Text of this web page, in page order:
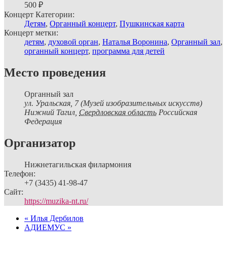
500 ₽
Концерт Категории:
Детям, Органный концерт, Пушкинская карта
Концерт метки:
детям, духовой орган, Наталья Воронина, Органный зал,
органный концерт, программа для детей
Место проведения
Органный зал
ул. Уральская, 7 (Музей изобразительных искусств)
Нижний Тагил Свердловская область Российская
Федерация
Организатор
Нижнетагильская филармония
Телефон:
+7 (3435) 41-98-47
Сайт:
https://muzika-nt.ru/
« Илья Дербилов
АДИЕМУС »